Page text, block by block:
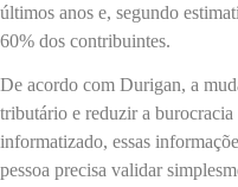
últimos anos e, segundo
60% dos contribuintes.
De acordo com Durigan, a
tributário e reduzir a
informatizado, essas
pessoa precisa validar